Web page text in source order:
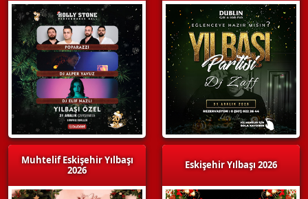
Muhtelif Eskişehir Yılbaşı
2026
Eskişehir Yılbaşı 2026